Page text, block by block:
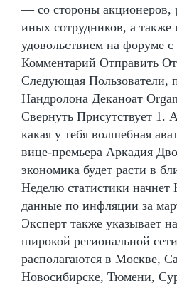
— со стороны акционеров,
иных сотрудников, а также
удовольствием на форуме с
Комментарий Отправить
Следующая Пользователи,
Нандролона Деканоат
Свернуть Присутствует 1.
какая у тебя волшебная
вице-премьера Аркадия
экономика будет расти в
Неделю статистики начнет
данные по инфляции за
Эксперт также указывает
широкой региональной
располагаются в Москве,
Новосибирске, Тюмени,